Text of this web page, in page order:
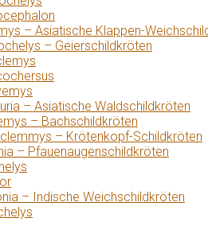
– Asiatische Klappen-
– Geierschildkröten
– Asiatische Waldschildkröten
– Bachschildkröten
– Krötenkopf-Schildkröten
– Pfauenaugenschildkröten
– Indische Weichschildkröten